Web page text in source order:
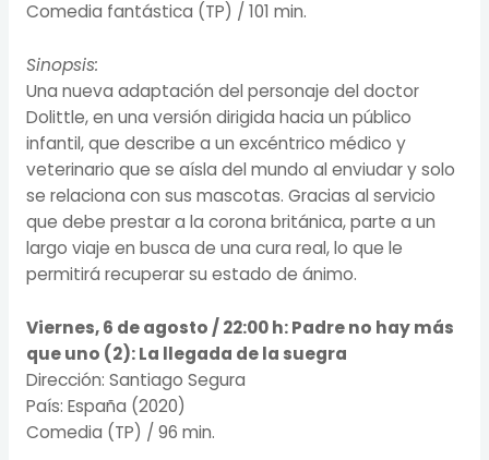
Comedia fantástica (TP) / 101 min.
Sinopsis:
Una nueva adaptación del personaje del doctor
Dolittle, en una versión dirigida hacia un público
infantil, que describe a un excéntrico médico y
veterinario que se aísla del mundo al enviudar y solo
se relaciona con sus mascotas. Gracias al servicio
que debe prestar a la corona británica, parte a un
largo viaje en busca de una cura real, lo que le
permitirá recuperar su estado de ánimo.
Viernes, 6 de agosto / 22:00 h:Padre no hay más
que uno (2): La llegada de la suegra
Dirección: Santiago Segura
País: España (2020)
Comedia (TP) / 96 min.